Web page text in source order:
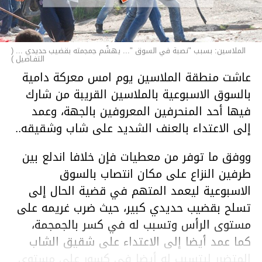
الملاسين: بسبب "نصبة في السوق "... يهشّم جمجمته بقضيب حديدي ... (
التفـاصيل )
عاشت منطقة الملاسين يوم امس معركة دامية
بالسوق الاسبوعية بالملاسين القريبة من شارك
فيها أحد المنحرفين المعروفين بالجهة، وعمد
إلى الاعتداء بالعنف الشديد على شاب وشقيقه..
ووفق ما توفر من معطيات فإن خلافا اندلع بين
طرفين النزاع على مكان انتصاب بالسوق
الاسبوعية ليعمد المتهم في قضية الحال إلى
تسلح بقضيب حديدي كبير، حيث ضرب غريمه على
مستوى الرأس وتسبب له في كسر بالجمجمة،
كما عمد أيضا إلى الاعتداء على شقيق الشاب